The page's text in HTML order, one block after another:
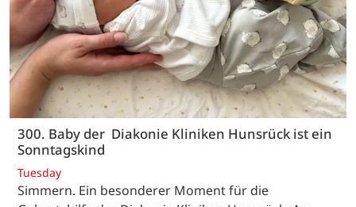
300. Baby der Diakonie Kliniken Hunsrück ist ein
Sonntagskind
Tuesday
Simmern. Ein besonderer Moment für die